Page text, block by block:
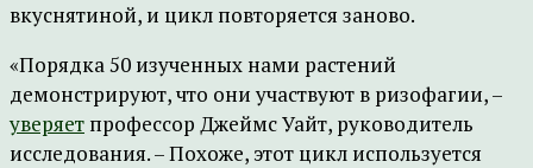
вкуснятиной, и цикл повторяется заново.
«Порядка 50 изученных нами растений
демонстрируют, что они участвуют в ризофагии, –
уверяет профессор Джеймс Уайт, руководитель
исследования. – Похоже, этот цикл используется